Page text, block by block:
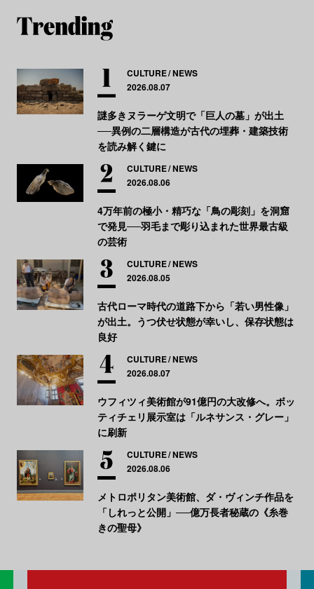
CULTURE NEWS
2026.08.07
謎多きヌラーゲ文明で「巨人の墓」が出土
──異例の二層構造が古代の埋葬・建築技術
を読み解く鍵に
CULTURE NEWS
2026.08.06
4万年前の極小・精巧な「鳥の彫刻」を洞窟
で発見──羽毛まで彫り込まれた世界最古級
の芸術
CULTURE NEWS
2026.08.05
古代ローマ時代の道路下から「若い男性像」
が出土。うつ伏せ状態が幸いし、保存状態は
良好
CULTURE NEWS
2026.08.07
ウフィツィ美術館が91億円の大改修へ。ボッ
ティチェリ展示室は「ルネサンス・グレー」
に刷新
CULTURE NEWS
2026.08.06
メトロポリタン美術館、ダ・ヴィンチ作品を
「しれっと公開」──億万長者秘蔵の《糸巻
きの聖母》